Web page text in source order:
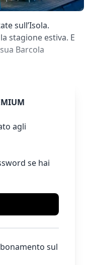
sull’Isola.
stagione estiva. E
Barcola
agli
se hai
sul